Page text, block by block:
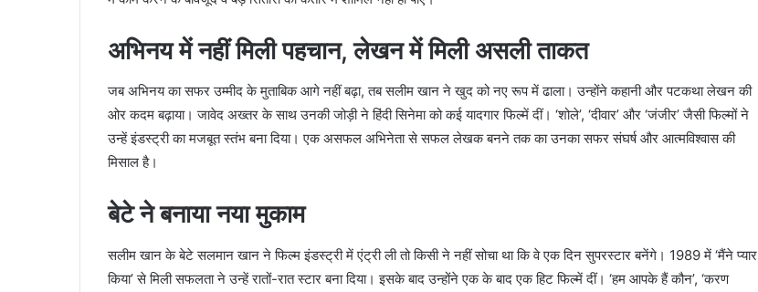
अभिनय में नहीं मिली पहचान, लेखन में मिली असली ताकत
जब अभिनय का सफर उम्मीद के मुताबिक आगे नहीं बढ़ा, तब सलीम खान ने खुद को नए रूप में ढाला। उन्होंने कहानी और पटकथा लेखन की
ओर कदम बढ़ाया। जावेद अख्तर के साथ उनकी जोड़ी ने हिंदी सिनेमा को कई यादगार फिल्में दीं। ‘शोले’, ‘दीवार’ और ‘जंजीर’ जैसी फिल्मों ने
उन्हें इंडस्ट्री का मजबूत स्तंभ बना दिया। एक असफल अभिनेता से सफल लेखक बनने तक का उनका सफर संघर्ष और आत्मविश्वास की
मिसाल है।
बेटे ने बनाया नया मुकाम
सलीम खान के बेटे सलमान खान ने फिल्म इंडस्ट्री में एंट्री ली तो किसी ने नहीं सोचा था कि वे एक दिन सुपरस्टार बनेंगे। 1989 में ‘मैंने प्यार
किया’ से मिली सफलता ने उन्हें रातों-रात स्टार बना दिया। इसके बाद उन्होंने एक के बाद एक हिट फिल्में दीं। ‘हम आपके हैं कौन’, ‘करण